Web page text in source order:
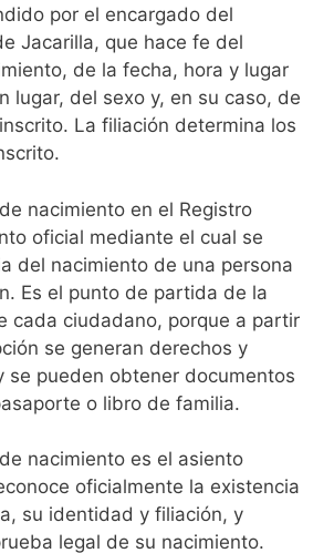
por el encargado del
Jacarilla, que hace fe del
de la fecha, hora y lugar
lugar, del sexo y, en su caso, de
La filiación determina los
nacimiento en el Registro
oficial mediante el cual se
del nacimiento de una persona
Es el punto de partida de la
cada ciudadano, porque a partir
se generan derechos y
se pueden obtener documentos
o libro de familia.
nacimiento es el asiento
oficialmente la existencia
su identidad y filiación, y
legal de su nacimiento.